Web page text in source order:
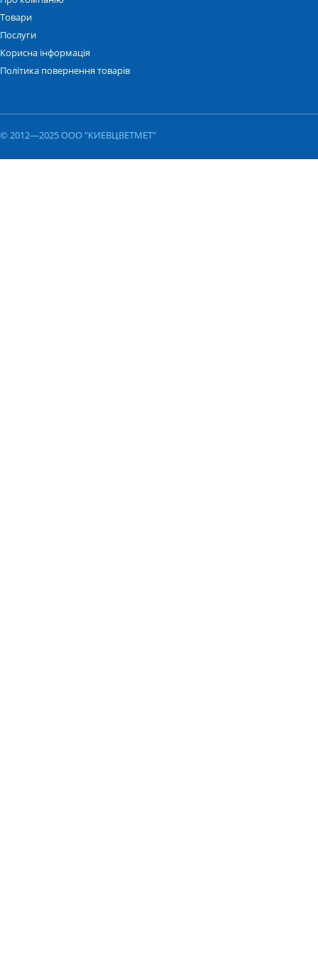
Товари
Послуги
Корисна інформація
Політика повернення товарів
© 2012—2025 ООО "КИЕВЦВЕТМЕТ"